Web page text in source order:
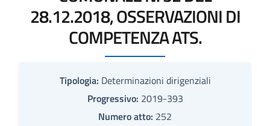
28.12.2018, OSSERVAZIONI DI
COMPETENZA ATS.
Tipologia: Determinazioni dirigenziali
Progressivo: 2019-393
Numero atto: 252